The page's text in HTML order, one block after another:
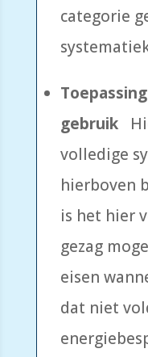
categorie
gebruik
volledige
hierboven
is het hier
gezag
eisen
dat niet